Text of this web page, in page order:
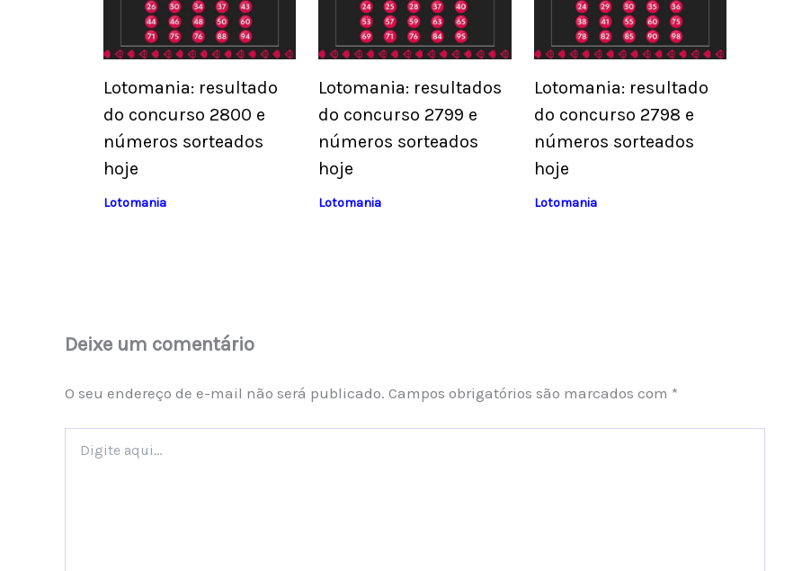
Lotomania: resultado
do concurso 2800 e
números sorteados
hoje
Lotomania
Lotomania: resultados
do concurso 2799 e
números sorteados
hoje
Lotomania
Lotomania: resultado
do concurso 2798 e
números sorteados
hoje
Lotomania
Deixe um comentário
O seu endereço de e-mail não será publicado. Campos obrigatórios são marcados com *
aqui...